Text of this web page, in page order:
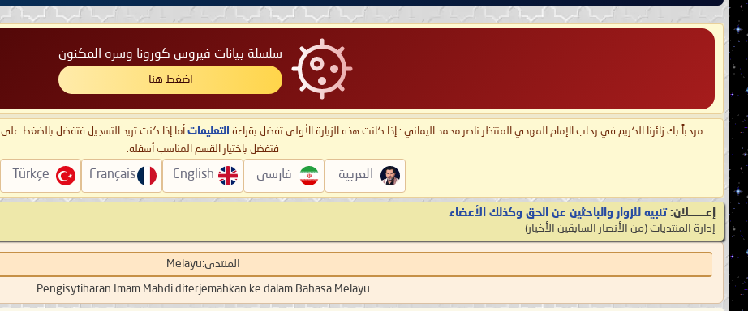
سلسلة بيانات فيروس كورونا وسره المكنون
اضغط هنا
مرحباً بك زائرنا الكريم في رحاب الإمام المهدي المنتظر ناصر محمد اليماني : إذا كانت هذه الزيارة الأولى تفضل بقراءة التعليمات أما إذا كنت تريد التسجيل فتفضل بالضغط على
فتفضل باختيار القسم المناسب أسفله.
العربية فارسی English
Français
Türkçe
إعـــــــلان: تنبيه للزوار والباحثين عن الحق وكذلك الأعضاء
إدارة المنتديات ‏(من الأنصار السابقين الأخيار)
المنتدى:Melayu
Pengisytiharan Imam Mahdi diterjemahkan ke dalam Bahasa Melayu